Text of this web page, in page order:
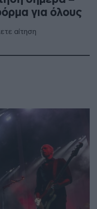
για όλους
αίτηση